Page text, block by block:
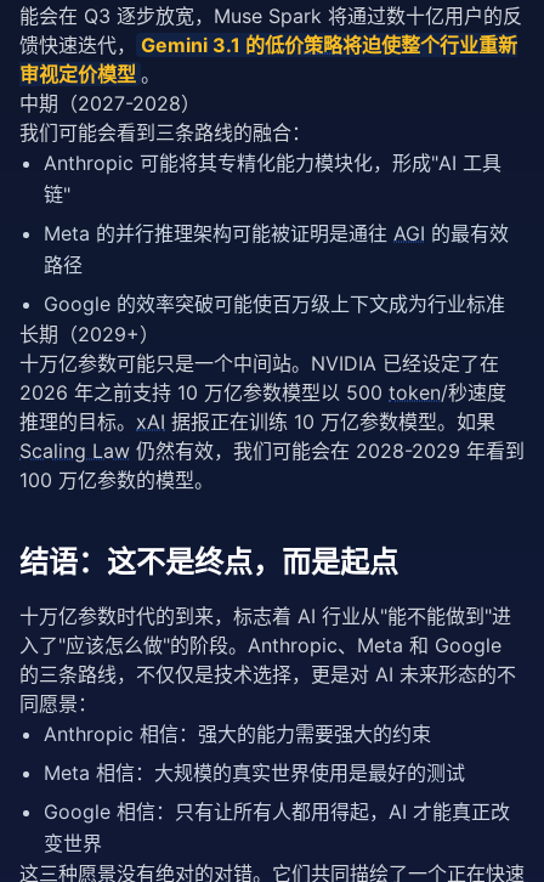
能会在 Q3 逐步放宽，Muse Spark 将通过数十亿用户的反
馈快速迭代，
Gemini 3.1 的低价策略将迫使整个行业重新
审视定价模型 。
中期（2027-2028）
我们可能会看到三条路线的融合：
Anthropic 可能将其专精化能力模块化，形成"AI 工具
链"
Meta 的并行推理架构可能被证明是通往 AGI 的最有效
路径
Google 的效率突破可能使百万级上下文成为行业标准
长期（2029+）
十万亿参数可能只是一个中间站。NVIDIA 已经设定了在
2026 年之前支持 10 万亿参数模型以 500 token/秒速度
推理的目标。 xAI
Scaling Law 仍然有效，我们可能会在 2028-2029 年看到
100 万亿参数的模型。
结语：这不是终点，而是起点
十万亿参数时代的到来，标志着 AI 行业从"能不能做到"进
入了"应该怎么做"的阶段。Anthropic、Meta 和 Google
的三条路线，不仅仅是技术选择，更是对 AI 未来形态的不
同愿景：
Anthropic 相信：强大的能力需要强大的约束
Meta 相信：大规模的真实世界使用是最好的测试
Google 相信：只有让所有人都用得起，AI 才能真正改
变世界
这三种愿景没有绝对的对错。它们共同描绘了一个正在快速